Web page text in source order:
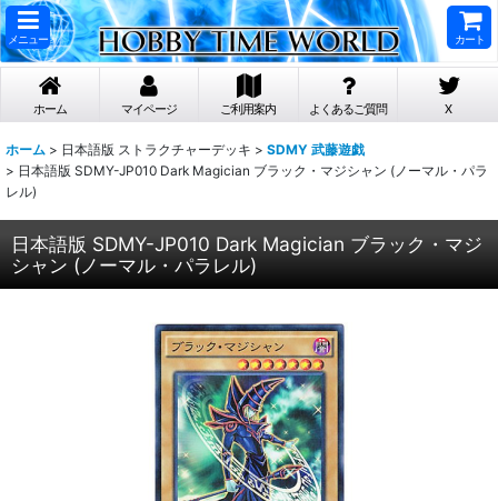
メニュー カート
ホーム マイページ ご利用案内 よくあるご質問 X
ホーム > 日本語版 ストラクチャーデッキ > SDMY 武藤遊戯
> 日本語版 SDMY-JP010 Dark Magician ブラック・マジシャン (ノーマル・パラ
レル)
日本語版 SDMY-JP010 Dark Magician ブラック・マジ
シャン (ノーマル・パラレル)